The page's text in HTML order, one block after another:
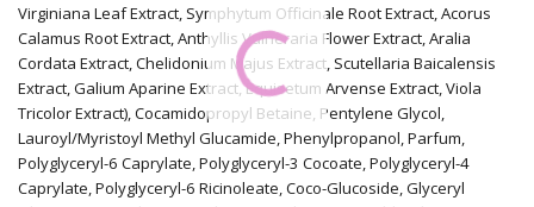
Virginiana Leaf Extract, Symphytum Officinale Root Extract, Acorus
Calamus Root Extract, Anthyllis Vulneraria Flower Extract, Aralia
Cordata Extract, Chelidonium Majus Extract, Scutellaria Baicalensis
Extract, Galium Aparine Extract, Equisetum Arvense Extract, Viola
Tricolor Extract), Cocamidopropyl Betaine, Pentylene Glycol,
Lauroyl/Myristoyl Methyl Glucamide, Phenylpropanol, Parfum,
Polyglyceryl-6 Caprylate, Polyglyceryl-3 Cocoate, Polyglyceryl-4
Caprylate, Polyglyceryl-6 Ricinoleate, Coco-Glucoside, Glyceryl